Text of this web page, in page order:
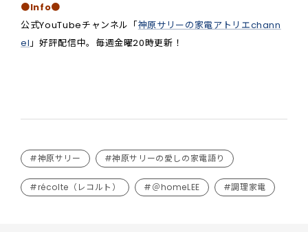
●Info●
公式YouTubeチャンネル「神原サリーの家電アトリエchann
el」好評配信中。毎週金曜20時更新！
#神原サリー #神原サリーの愛しの家電語り
#récolte（レコルト） #＠homeLEE #調理家電